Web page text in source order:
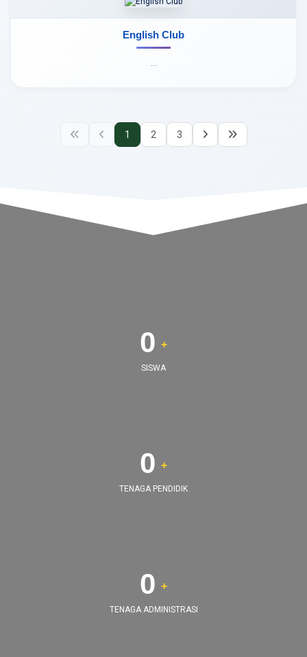
English Club
...
1 2 3
0 +
SISWA
0 +
TENAGA PENDIDIK
0 +
TENAGA ADMINISTRASI